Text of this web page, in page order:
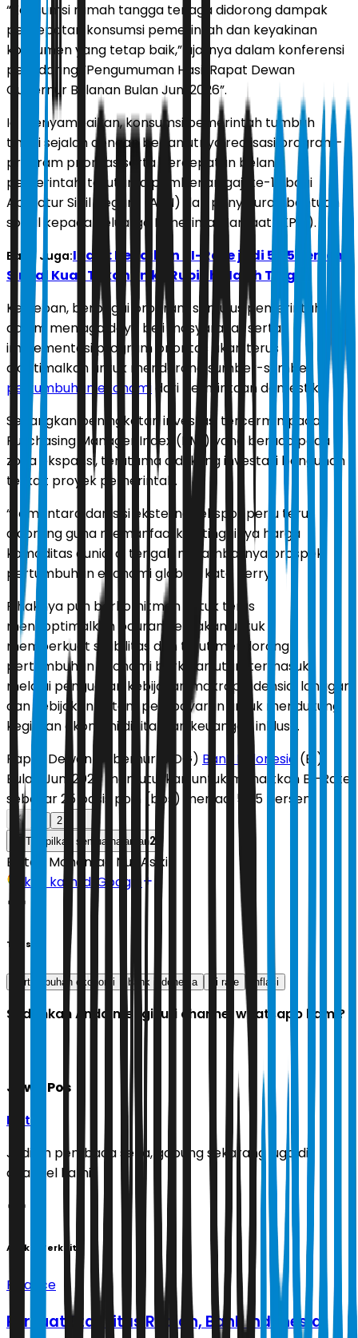
“Konsumsi rumah tangga terjaga didorong dampak
percepatan konsumsi pemerintah dan keyakinan
konsumen yang tetap baik,” ujarnya dalam konferensi
pers daring “Pengumuman Hasil Rapat Dewan
Gubernur Bulanan Bulan Juni 2026”.
Ia menyampaikan, konsumsi pemerintah tumbuh
tinggi sejalan dengan berlanjutnya realisasi program-
program prioritas serta percepatan belanja
pemerintah, terutama pemberian gaji ke-13 bagi
Aparatur Sipil Negara (ASN) dan penyaluran bantuan
sosial kepada Keluarga Penerima Manfaat (KPM).
Baca Juga:Indef: Kenaikan BI-Rate jadi 5,75 Persen
Sinyal Kuat Tekanan ke Rupiah Masih Tinggi
Ke depan, berbagai program stimulus pemerintah
dalam menjaga daya beli masyarakat serta
implementasi program prioritas akan terus
dioptimalkan untuk mendorong sumber-sumber
pertumbuhan ekonomidari permintaan domestik.
Sedangkan peningkatan investasi tercermin pada
Purchasing Manager Index (PMI) yang berada pada
zona ekspansi, terutama didukung investasi bangunan
terkait proyek pemerintah.
“Sementara dari sisi eksternal, ekspor perlu terus
didorong guna memanfaatkan tingginya harga
komoditas dunia, di tengah melambatnya prospek
pertumbuhan ekonomi global,” kata Perry.
Pihaknya pun berkomitmen untuk terus
mengoptimalkan bauran kebijakan untuk
memperkuat stabilitas dan turut mendorong
pertumbuhan ekonomi berkelanjutan, termasuk
melalui penguatan kebijakan makroprudensial longgar
dan kebijakan sistem pembayaran untuk mendukung
kegiatan ekonomi digital dan keuangan inklusif.
Rapat Dewan Gubernur (RDG) Bank Indonesia (BI)
Bulan Juni 2026 memutuskan untuk menaikkan BI-Rate
sebesar 25 basis poin (bps) menjadi 5,75 persen.
2
Tampilkan semua halaman2
Editor: Mohamad Nur Asikin
Ikuti kami di Google
Tags
pertumbuhan ekonomi bank indonesia bi rate inflasi
Sudahkah Anda mengikuti channel whatsapp kami?
Jawa Pos
Ikuti
Jadilah pembaca setia, gabung sekarang juga di
channel kami!
Artikel Terkait
Finance
Perkuat Stabilitas Rupiah, Bank Indonesia